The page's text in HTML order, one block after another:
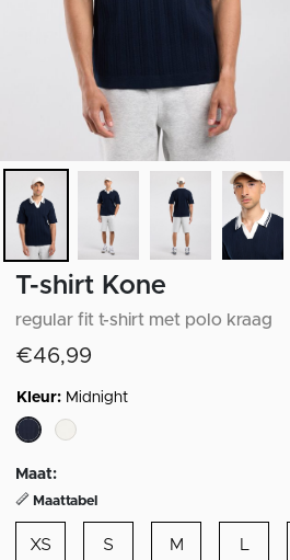
T-shirt Kone
regular fit t-shirt met polo kraag
€46,99
Kleur: Midnight
Maat:
Maattabel
XS S M L